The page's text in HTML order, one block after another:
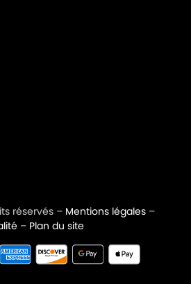
réservés – Mentions légales –
– Plan du site